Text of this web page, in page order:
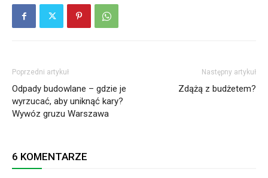
Poprzedni artykuł
Odpady budowlane – gdzie je
wyrzucać, aby uniknąć kary?
Wywóz gruzu Warszawa
Następny artykuł
Zdążą z budżetem?
6 KOMENTARZE